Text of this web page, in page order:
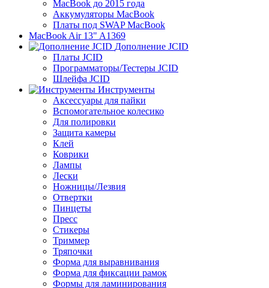
MacBook до 2015 года
Аккумуляторы MacBook
Платы под SWAP MacBook
MacBook Air 13" A1369
Дополнение JCID
Платы JCID
Программаторы/Тестеры JCID
Шлейфа JCID
Инструменты
Аксессуары для пайки
Вспомогательное колесико
Для полировки
Защита камеры
Клей
Коврики
Лампы
Лески
Ножницы/Лезвия
Отвертки
Пинцеты
Пресс
Стикеры
Триммер
Тряпочки
Форма для выравнивания
Форма для фиксации рамок
Формы для ламинирования